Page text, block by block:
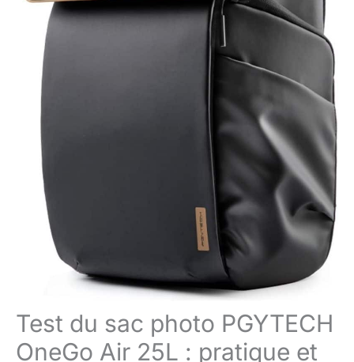
Test du sac photo PGYTECH
OneGo Air 25L : pratique et